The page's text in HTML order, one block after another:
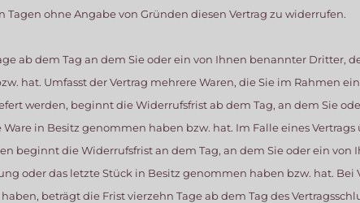
Tagen ohne Angabe von Gründen diesen Vertrag zu widerrufen.
ab dem Tag an dem Sie oder ein von Ihnen benannter Dritter,
hat. Umfasst der Vertrag mehrere Waren, die Sie im Rahmen
werden, beginnt die Widerrufsfrist ab dem Tag, an dem Sie
in Besitz genommen haben bzw. hat. Im Falle eines
beginnt die Widerrufsfrist an dem Tag, an dem Sie oder ein
oder das letzte Stück in Besitz genommen haben bzw. hat.
beträgt die Frist vierzehn Tage ab dem Tag des